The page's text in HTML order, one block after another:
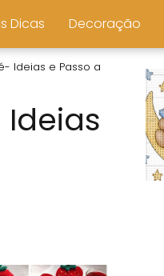
Dicas Decoração
Ideias e Passo a